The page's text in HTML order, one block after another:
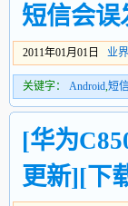
短信会误
2011年01月01日 业
关键字： Android,短
[华为
更新][下